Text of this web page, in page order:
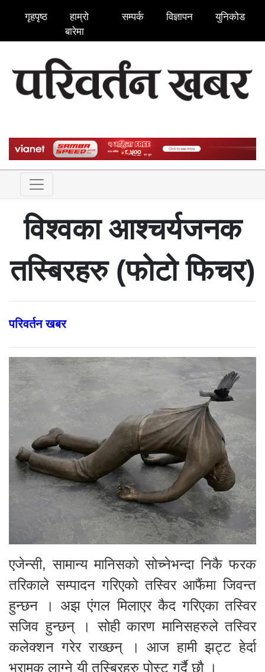
गृहपृष्ठ
हाम्रो
बारेमा
सम्पर्क विज्ञापन युनिकोड
विश्वका आश्चर्यजनक
तस्बिरहरु (फोटो फिचर)
परिवर्तन खबर
एजेन्सी, सामान्य मानिसको सोच्नेभन्दा निकै फरक
तरिकाले सम्पादन गरिएको तस्विर आफैंमा जिवन्त
हुन्छन । अझ एंगल मिलाएर कैद गरिएका तस्विर
सजिव हुन्छन् । सोही कारण मानिसहरुले तस्विर
कलेक्शन गरेर राख्छन् । आज हामी झट्ट हेर्दा
भ्रामक लाग्ने यी तस्बिरहरु पोस्ट गर्दै छौ ।